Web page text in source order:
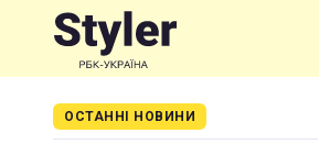
ОСТАННІ НОВИНИ